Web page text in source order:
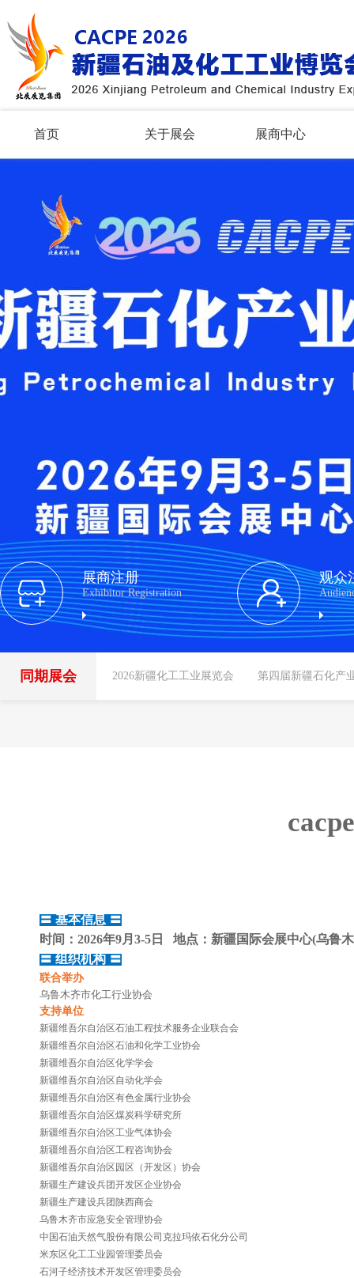
首页 关于展会 展商中心
展商注册
Exhibitor Registration
观众
同期展会 2026新疆化工工业展览会 第四届新疆石化产
cacpe
〓 基本信息 〓
时间：2026年9月3-5日 地点：新疆国际会展中心(乌鲁
〓 组织机构 〓
联合举办
乌鲁木齐市化工行业协会
支持单位
新疆维吾尔自治区石油工程技术服务企业联合会
新疆维吾尔自治区石油和化学工业协会
新疆维吾尔自治区化学学会
新疆维吾尔自治区自动化学会
新疆维吾尔自治区有色金属行业协会
新疆维吾尔自治区煤炭科学研究所
新疆维吾尔自治区工业气体协会
新疆维吾尔自治区工程咨询协会
新疆维吾尔自治区园区（开发区）协会
新疆生产建设兵团开发区企业协会
新疆生产建设兵团陕西商会
乌鲁木齐市应急安全管理协会
中国石油天然气股份有限公司克拉玛依石化分公司
米东区化工工业园管理委员会
石河子经济技术开发区管理委员会